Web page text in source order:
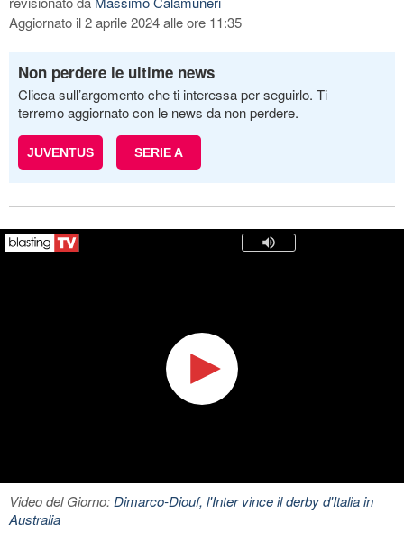
Aggiornato il 2 aprile 2024 alle ore 11:35
Non perdere le ultime news
Clicca sull’argomento che ti interessa per seguirlo. Ti
terremo aggiornato con le news da non perdere.
JUVENTUS SERIE A
Video del Giorno:Dimarco-Diouf, l'Inter vince il derby d'Italia in
Australia